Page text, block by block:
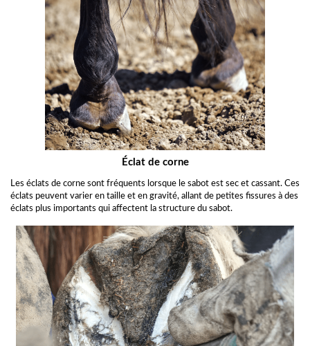
Éclat de corne
Les éclats de corne sont fréquents lorsque le sabot est sec et cassant. Ces
éclats peuvent varier en taille et en gravité, allant de petites fissures à des
éclats plus importants qui affectent la structure du sabot.